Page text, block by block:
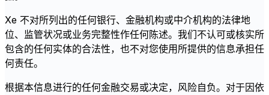
Xe 不对所列出的任何银行、金融机构或中介机构的法律地
位、监管状况或业务完整性作任何陈述。我们不认可或核实所
包含的任何实体的合法性，也不对您使用所提供的信息承担任
何责任。
根据本信息进行的任何金融交易或决定，风险自负。对于因依